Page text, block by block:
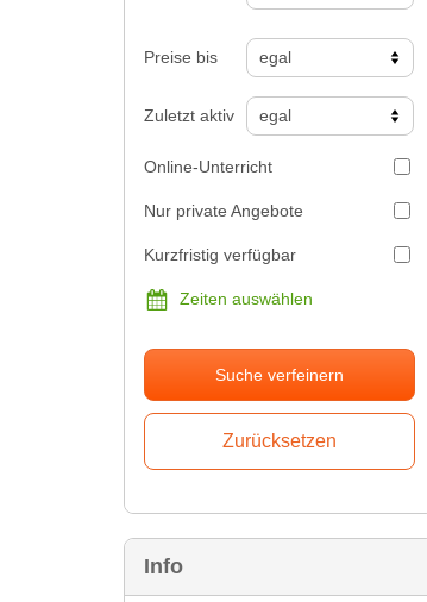
Preise bis
Zuletzt aktiv
Online-Unterricht
Nur private Angebote
Kurzfristig verfügbar
Zeiten auswählen
Suche verfeinern
Info